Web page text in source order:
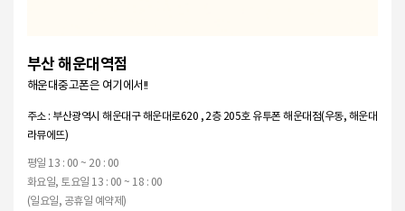
부산 해운대역점
해운대중고폰은 여기에서!!
주소 : 부산광역시 해운대구 해운대로620 , 2층 205호 유투폰 해운대점(우동, 해운대
라뮤에뜨)
평일 13 : 00 ~ 20 : 00
화요일, 토요일 13 : 00 ~ 18 : 00
(일요일, 공휴일 예약제)